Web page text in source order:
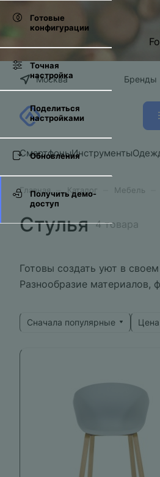
Москва Бренды
СмартфоныИнструменты
Главная – Каталог Мебель
Стулья 4 товара
Готовы создать уют в
Разнообразие материалов,
Сначала популярные Цена
Готовые
конфигурации
Точная
настройка
Поделиться
настройками
Обновления
Получить демо-
доступ